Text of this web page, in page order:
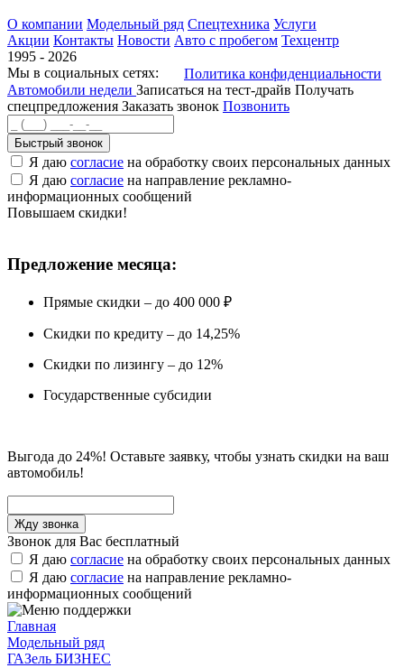
О компании Модельный ряд Спецтехника Услуги
Акции Контакты Новости Авто с пробегом Техцентр
1995 - 2026
Мы в социальных сетях:
Политика конфиденциальности
Автомобили недели Записаться на тест-драйв Получать
спецпредложения Заказать звонок Позвонить
Быстрый звонок
Я даю согласие на обработку своих персональных данных
Я даю согласие на направление рекламно-
информационных сообщений
Повышаем скидки!
Предложение месяца:
Прямые скидки – до 400 000 ₽
Скидки по кредиту – до 14,25%
Скидки по лизингу – до 12%
Государственные субсидии
Выгода до 24%! Оставьте заявку, чтобы узнать скидки на ваш
автомобиль!
Звонок для Вас бесплатный
Я даю согласие на обработку своих персональных данных
Я даю согласие на направление рекламно-
информационных сообщений
Главная
Модельный ряд
ГАЗель БИЗНЕС